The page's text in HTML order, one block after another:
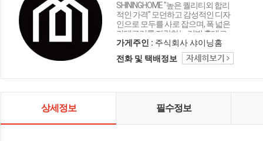
SHININGHOME "높은 퀄리티외 합리
적인 가격" 모던하고 감성적인 디자
인으로 모두를 사로 잡으며, 폭 넓은
카테고리를 자랑하는 리빙 홈데코
인테리어 샤이닝홈입니다.
가게주인 : 주식회사 샤이닝홈
전화 및 택배정보
상세정보 필수정보